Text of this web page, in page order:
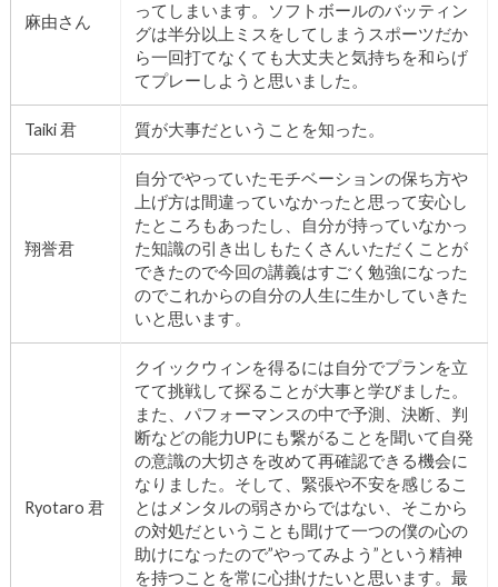
麻由さん
ってしまいます。ソフトボールのバッティン
グは半分以上ミスをしてしまうスポーツだか
ら一回打てなくても大丈夫と気持ちを和らげ
てプレーしようと思いました。
Taiki 君 質が大事だということを知った。
翔誉君
自分でやっていたモチベーションの保ち方や
上げ方は間違っていなかったと思って安心し
たところもあったし、自分が持っていなかっ
た知識の引き出しもたくさんいただくことが
できたので今回の講義はすごく勉強になった
のでこれからの自分の人生に生かしていきた
いと思います。
Ryotaro 君
クイックウィンを得るには自分でプランを立
てて挑戦して探ることが大事と学びました。
また、パフォーマンスの中で予測、決断、判
断などの能力UPにも繋がることを聞いて自発
の意識の大切さを改めて再確認できる機会に
なりました。そして、緊張や不安を感じるこ
とはメンタルの弱さからではない、そこから
の対処だということも聞けて一つの僕の心の
助けになったので”やってみよう”という精神
を持つことを常に心掛けたいと思います。最